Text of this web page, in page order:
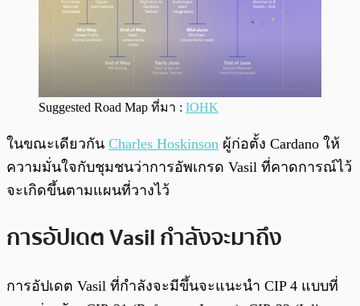
Suggested Road Map ที่มา : IOHK
ในขณะเดียวกัน Charles Hoskinson ผู้ก่อตั้ง Cardano ให้
ความมั่นใจกับชุมชนว่าการอัพเกรด Vasil ที่คาดการณ์ไว้
จะเกิดขึ้นตามแผนที่วางไว้
การอัปเดต Vasil กำลังจะมาถึง
การอัปเดต Vasil ที่กำลังจะมีขึ้นจะแนะนำ CIP 4 แบบที่